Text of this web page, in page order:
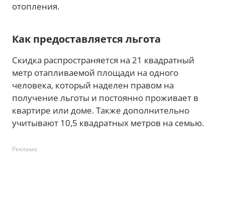
отопления.
Как предоставляется льгота
Скидка распространяется на 21 квадратный
метр отапливаемой площади на одного
человека, который наделен правом на
получение льготы и постоянно проживает в
квартире или доме. Также дополнительно
учитывают 10,5 квадратных метров на семью.
Реклама